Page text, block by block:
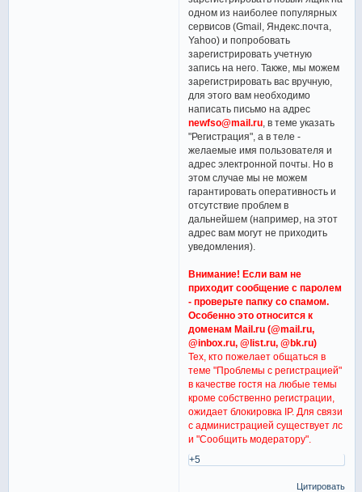
одном из наиболее популярных
сервисов (Gmail, Яндекс.почта,
Yahoo) и попробовать
зарегистрировать учетную
запись на него. Также, мы можем
зарегистрировать вас вручную,
для этого вам необходимо
написать письмо на адрес
newfso@mail.ru , в теме указать
"Регистрация", а в теле -
желаемые имя пользователя и
адрес электронной почты. Но в
этом случае мы не можем
гарантировать оперативность и
отсутствие проблем в
дальнейшем (например, на этот
адрес вам могут не приходить
уведомления).
Внимание! Если вам не
приходит сообщение с паролем
- проверьте папку со спамом.
Особенно это относится к
доменам Mail.ru (@mail.ru,
@inbox.ru, @list.ru, @bk.ru)
Тех, кто пожелает общаться в
теме "Проблемы с регистрацией"
в качестве гостя на любые темы
кроме собственно регистрации,
ожидает блокировка IP. Для связи
с администрацией существует лс
и "Сообщить модератору".
+5
Цитировать